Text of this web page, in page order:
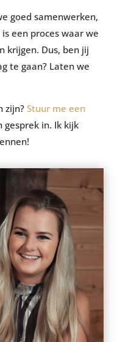
goed samenwerken,
een proces waar we
krijgen. Dus, ben jij
te gaan? Laten we
zijn? Stuur me een
gesprek in. Ik kijk